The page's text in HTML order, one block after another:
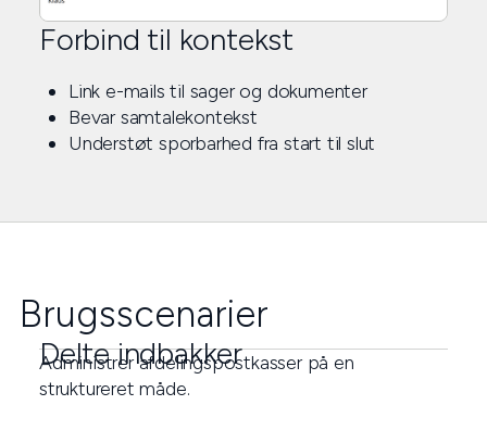
Forbind til kontekst
Link e-mails til sager og dokumenter
Bevar samtalekontekst
Understøt sporbarhed fra start til slut
Brugsscenarier
Delte indbakker
Administrer afdelingspostkasser på en
struktureret måde.